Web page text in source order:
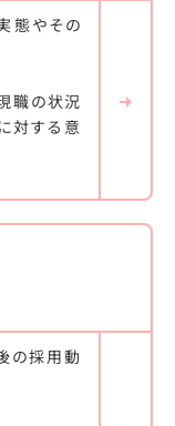
態やその
職の状況
対する意
の採用動